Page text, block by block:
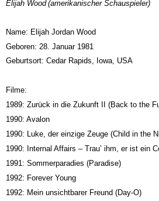
Elijah Wood (amerikanischer Schauspieler)
Name: Elijah Jordan Wood
Geboren: 28. Januar 1981
Geburtsort: Cedar Rapids, Iowa, USA
Filme:
1989: Zurück in die Zukunft II (Back to the
1990: Avalon
1990: Luke, der einzige Zeuge (Child in the
1990: Internal Affairs – Trau’ ihm, er ist ein
1991: Sommerparadies (Paradise)
1992: Forever Young
1992: Mein unsichtbarer Freund (Day-O)